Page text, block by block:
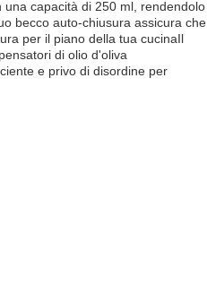
capacità di 250 ml, rendendolo
becco auto-chiusura assicura che
per il piano della tua cucinaIl
di olio d'oliva
e privo di disordine per